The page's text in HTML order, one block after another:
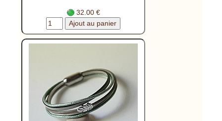
32.00 €